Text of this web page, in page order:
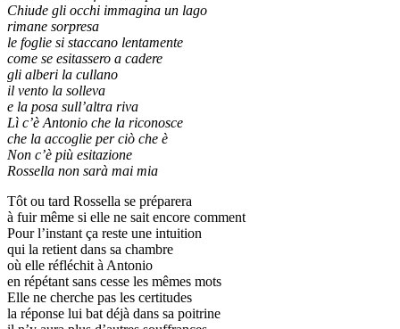
Chiude gli occhi immagina un lago
rimane sorpresa
le foglie si staccano lentamente
come se esitassero a cadere
gli alberi la cullano
il vento la solleva
e la posa sull’altra riva
Lì c’è Antonio che la riconosce
che la accoglie per ciò che è
Non c’è più esitazione
Rossella non sarà mai mia
Tôt ou tard Rossella se préparera
à fuir même si elle ne sait encore comment
Pour l’instant ça reste une intuition
qui la retient dans sa chambre
où elle réfléchit à Antonio
en répétant sans cesse les mêmes mots
Elle ne cherche pas les certitudes
la réponse lui bat déjà dans sa poitrine